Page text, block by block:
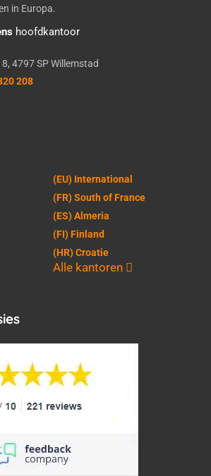
in Europa.
hoofdkantoor
4797 SP Willemstad
208
(EU) International
(FR) South of France
(ES) Almeria
(FI) Finland
(HR) Croatie
Alle kantoren